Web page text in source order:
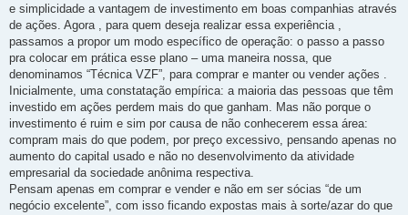
e simplicidade a vantagem de investimento em boas companhias através
de ações. Agora , para quem deseja realizar essa experiência ,
passamos a propor um modo específico de operação: o passo a passo
pra colocar em prática esse plano – uma maneira nossa, que
denominamos “Técnica VZF”, para comprar e manter ou vender ações .
Inicialmente, uma constatação empírica: a maioria das pessoas que têm
investido em ações perdem mais do que ganham. Mas não porque o
investimento é ruim e sim por causa de não conhecerem essa área:
compram mais do que podem, por preço excessivo, pensando apenas no
aumento do capital usado e não no desenvolvimento da atividade
empresarial da sociedade anônima respectiva.
Pensam apenas em comprar e vender e não em ser sócias “de um
negócio excelente”, com isso ficando expostas mais à sorte/azar do que